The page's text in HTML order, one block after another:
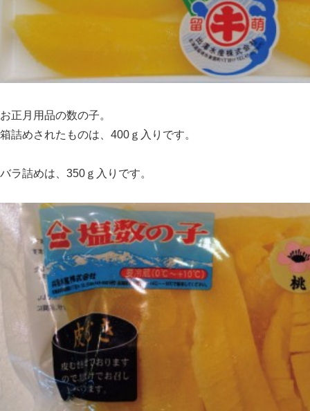
お正月用品の数の子。
箱詰めされたものは、400ｇ入りです。
バラ詰めは、350ｇ入りです。